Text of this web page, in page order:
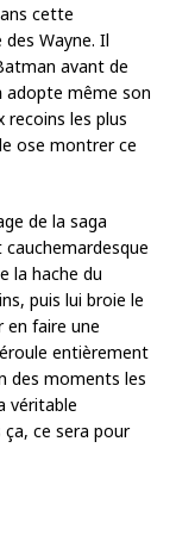
cette
Wayne. Il
avant de
adopte même son
recoins les plus
ose montrer ce
de la saga
la hache du
puis lui broie le
en faire une
entièrement
des moments les
véritable
ce sera pour